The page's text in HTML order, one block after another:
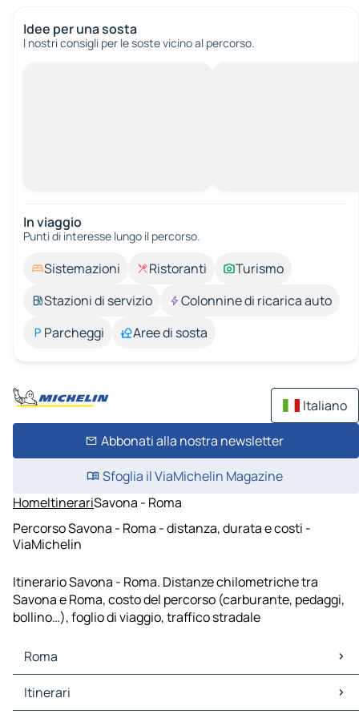
Idee per una sosta
I nostri consigli per le soste vicino al percorso.
In viaggio
Punti di interesse lungo il percorso.
Sistemazioni Ristoranti
Turismo
Stazioni di servizio
Colonnine di ricarica auto
Parcheggi
Aree di sosta
Italiano
Abbonati alla nostra newsletter
Sfoglia il ViaMichelin Magazine
HomeItinerariSavona - Roma
Percorso Savona - Roma - distanza, durata e costi -
ViaMichelin
Itinerario Savona - Roma. Distanze chilometriche tra
Savona e Roma, costo del percorso (carburante, pedaggi,
bollino…), foglio di viaggio, traffico stradale
Roma
Roma Mappe Piantine
Roma Traffico
Itinerari